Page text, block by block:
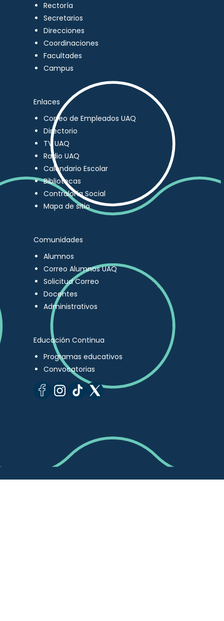
Rectoría
Secretarios
Direcciones
Coordinaciones
Facultades
Campus
Enlaces
Correo de Empleados UAQ
Directorio
TV UAQ
Radio UAQ
Calendario Escolar
Bibliotecas
Contraloría Social
Mapa de sitio
Comunidades
Alumnos
Correo Alumnos UAQ
Solicitud Correo
Docentes
Administrativos
Educación Continua
Programas educativos
Convocatorias